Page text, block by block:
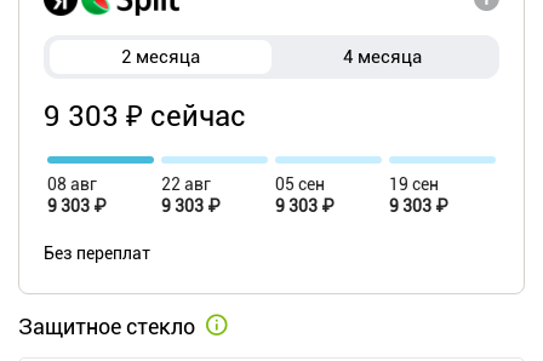
2 месяца 4 месяца
9 303 ₽ сейчас
08 авг
9 303 ₽
22 авг
9 303 ₽
05 сен
9 303 ₽
19 сен
9 303 ₽
Без переплат
Защитное стекло